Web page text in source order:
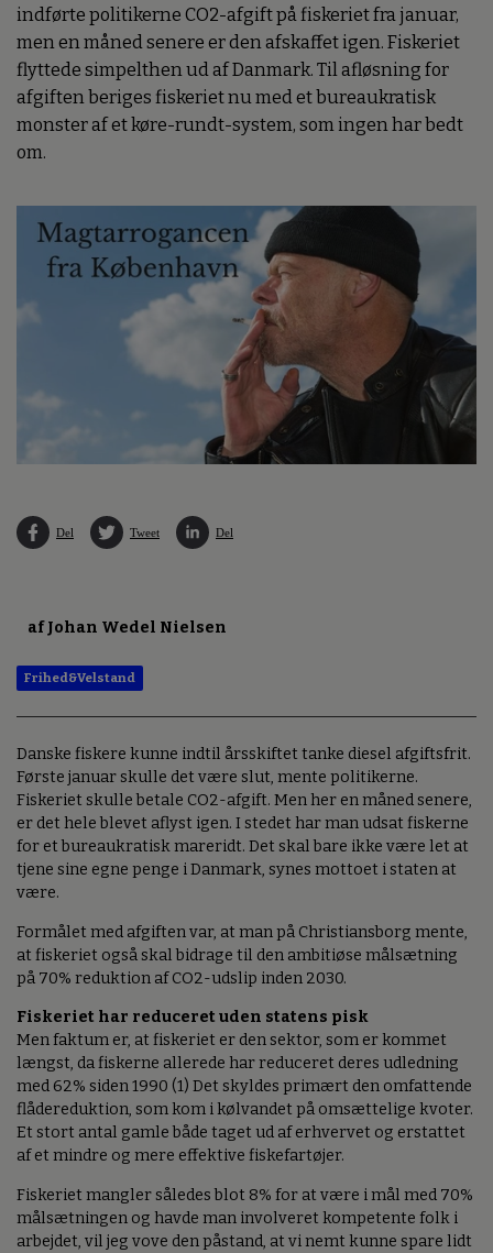
indførte politikerne CO2-afgift på fiskeriet fra januar,
men en måned senere er den afskaffet igen. Fiskeriet
flyttede simpelthen ud af Danmark. Til afløsning for
afgiften beriges fiskeriet nu med et bureaukratisk
monster af et køre-rundt-system, som ingen har bedt
om.
Del Tweet Del
af Johan Wedel Nielsen
Frihed&Velstand
Danske fiskere kunne indtil årsskiftet tanke diesel afgiftsfrit.
Første januar skulle det være slut, mente politikerne.
Fiskeriet skulle betale CO2-afgift. Men her en måned senere,
er det hele blevet aflyst igen. I stedet har man udsat fiskerne
for et bureaukratisk mareridt. Det skal bare ikke være let at
tjene sine egne penge i Danmark, synes mottoet i staten at
være.
Formålet med afgiften var, at man på Christiansborg mente,
at fiskeriet også skal bidrage til den ambitiøse målsætning
på 70% reduktion af CO2-udslip inden 2030.
Fiskeriet har reduceret uden statens pisk
Men faktum er, at fiskeriet er den sektor, som er kommet
længst, da fiskerne allerede har reduceret deres udledning
med 62% siden 1990 (1) Det skyldes primært den omfattende
flådereduktion, som kom i kølvandet på omsættelige kvoter.
Et stort antal gamle både taget ud af erhvervet og erstattet
af et mindre og mere effektive fiskefartøjer.
Fiskeriet mangler således blot 8% for at være i mål med 70%
målsætningen og havde man involveret kompetente folk i
arbejdet, vil jeg vove den påstand, at vi nemt kunne spare lidt